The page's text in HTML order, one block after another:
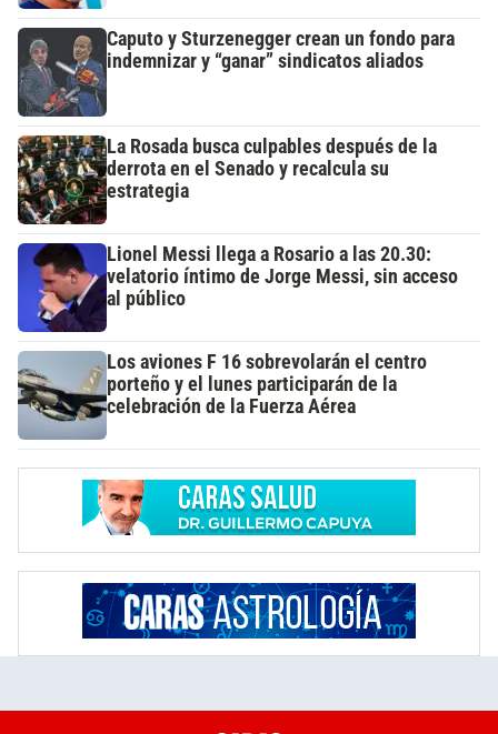
Caputo y Sturzenegger crean un fondo para
indemnizar y “ganar” sindicatos aliados
La Rosada busca culpables después de la
derrota en el Senado y recalcula su
estrategia
Lionel Messi llega a Rosario a las 20.30:
velatorio íntimo de Jorge Messi, sin acceso
al público
Los aviones F 16 sobrevolarán el centro
porteño y el lunes participarán de la
celebración de la Fuerza Aérea